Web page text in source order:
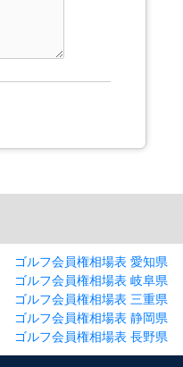
ゴルフ会員権相場表 愛知県
ゴルフ会員権相場表 岐阜県
ゴルフ会員権相場表 三重県
ゴルフ会員権相場表 静岡県
ゴルフ会員権相場表 長野県